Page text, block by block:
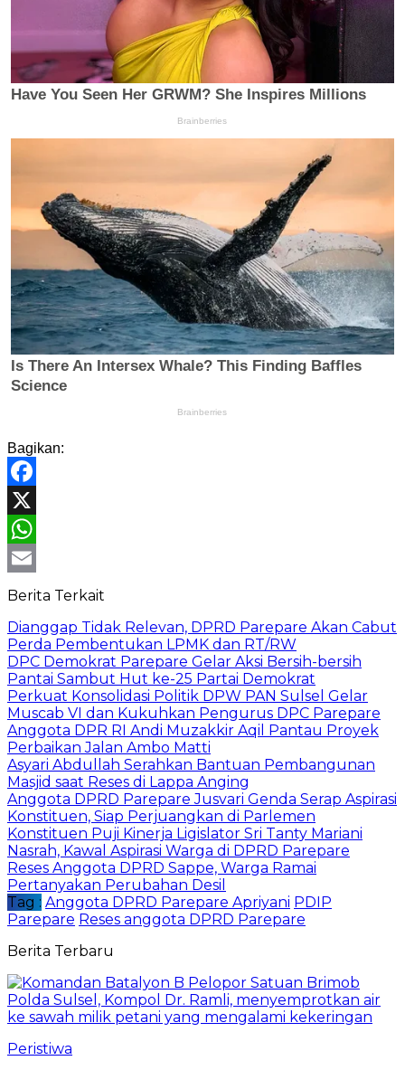
Bagikan:
Facebook
X
WhatsApp
Email
Berita Terkait
Dianggap Tidak Relevan, DPRD Parepare Akan Cabut
Perda Pembentukan LPMK dan RT/RW
DPC Demokrat Parepare Gelar Aksi Bersih-bersih
Pantai Sambut Hut ke-25 Partai Demokrat
Perkuat Konsolidasi Politik DPW PAN Sulsel Gelar
Muscab VI dan Kukuhkan Pengurus DPC Parepare
Anggota DPR RI Andi Muzakkir Aqil Pantau Proyek
Perbaikan Jalan Ambo Matti
Asyari Abdullah Serahkan Bantuan Pembangunan
Masjid saat Reses di Lappa Anging
Anggota DPRD Parepare Jusvari Genda Serap Aspirasi
Konstituen, Siap Perjuangkan di Parlemen
Konstituen Puji Kinerja Ligislator Sri Tanty Mariani
Nasrah, Kawal Aspirasi Warga di DPRD Parepare
Reses Anggota DPRD Sappe, Warga Ramai
Pertanyakan Perubahan Desil
Tag : Anggota DPRD Parepare Apriyani PDIP
Parepare Reses anggota DPRD Parepare
Berita Terbaru
Peristiwa